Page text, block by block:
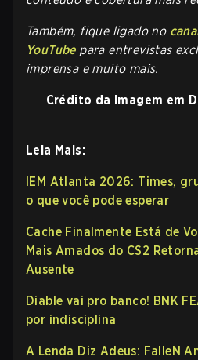
Também, fique ligado no
YouTubepara entrevistas
imprensa e muito mais.
Crédito da Imagem em
Leia Mais:
IEM Atlanta 2026: Times,
o que você pode esperar
Cache Finalmente Está de
Mais Amados do CS2
Ausente
Diable vai pro banco! BNK
por indisciplina
A Lenda Diz Adeus: FalleN